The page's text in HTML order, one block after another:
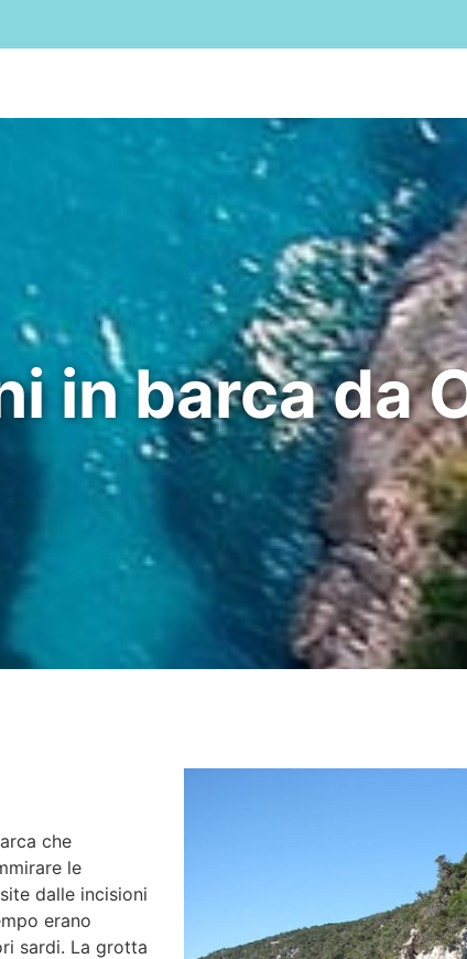
in barca da
che
le
dalle incisioni
erano
sardi. La grotta